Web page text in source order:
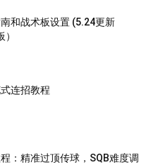
和战术板设置 (5.24更新
连招教程
：精准过顶传球，SQB难度调